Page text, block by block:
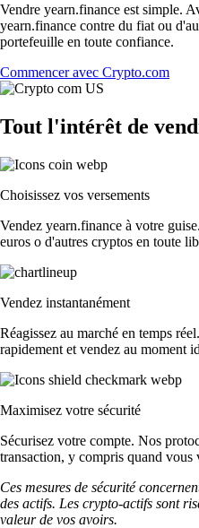
Vendre yearn.finance est simple.
yearn.finance contre du fiat ou
portefeuille en toute confiance.
Commencer avec Crypto.com
Tout l'intérêt de
Choisissez vos versements
Vendez yearn.finance à votre
euros o d'autres cryptos en toute
Vendez instantanément
Réagissez au marché en temps
rapidement et vendez au moment
Maximisez votre sécurité
Sécurisez votre compte. Nos
transaction, y compris quand vous
Ces mesures de sécurité
des actifs. Les crypto-actifs sont
valeur de vos avoirs.